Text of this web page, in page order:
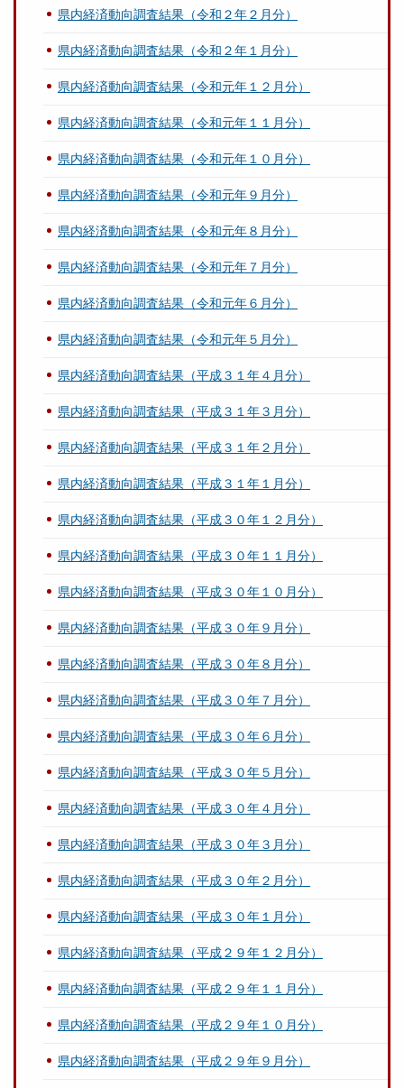
県内経済動向調査結果（令和２年２月分）
県内経済動向調査結果（令和２年１月分）
県内経済動向調査結果（令和元年１２月分）
県内経済動向調査結果（令和元年１１月分）
県内経済動向調査結果（令和元年１０月分）
県内経済動向調査結果（令和元年９月分）
県内経済動向調査結果（令和元年８月分）
県内経済動向調査結果（令和元年７月分）
県内経済動向調査結果（令和元年６月分）
県内経済動向調査結果（令和元年５月分）
県内経済動向調査結果（平成３１年４月分）
県内経済動向調査結果（平成３１年３月分）
県内経済動向調査結果（平成３１年２月分）
県内経済動向調査結果（平成３１年１月分）
県内経済動向調査結果（平成３０年１２月分）
県内経済動向調査結果（平成３０年１１月分）
県内経済動向調査結果（平成３０年１０月分）
県内経済動向調査結果（平成３０年９月分）
県内経済動向調査結果（平成３０年８月分）
県内経済動向調査結果（平成３０年７月分）
県内経済動向調査結果（平成３０年６月分）
県内経済動向調査結果（平成３０年５月分）
県内経済動向調査結果（平成３０年４月分）
県内経済動向調査結果（平成３０年３月分）
県内経済動向調査結果（平成３０年２月分）
県内経済動向調査結果（平成３０年１月分）
県内経済動向調査結果（平成２９年１２月分）
県内経済動向調査結果（平成２９年１１月分）
県内経済動向調査結果（平成２９年１０月分）
県内経済動向調査結果（平成２９年９月分）